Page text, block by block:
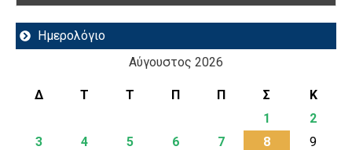
Ημερολόγιο
Αύγουστος 2026
Δ Τ Τ Π Π Σ
Κ
1
2
3
4 5 6 7 8
9